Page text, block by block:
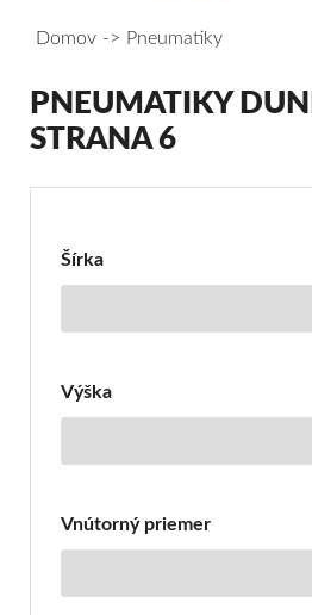
Domov Pneumatiky
PNEUMATIKY
STRANA 6
Pneumatiky
Dunlop
Šírka
Výška
Vnútorný priemer